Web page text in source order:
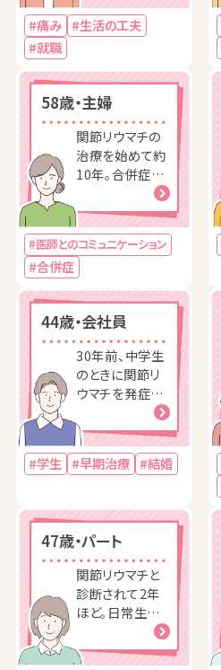
て症状は徐々に
緩和。
#痛み #生活の工夫
#就職
58歳・主婦
関節リウマチの
治療を始めて約
10年。合併症を
発症ウマチに関
する書籍を読む
などして情報を
収集。
#医師とのコミュニケーション
#合併症
44歳・会社員
30年前、中学生
のときに関節リ
ウマチを発症。
高校時病気と向
き合うことがで
きず、就職当初
は忙しさから治
#学生 #早期治療 #結婚
47歳・パート
関節リウマチと
診断されて2年
ほど。日常生活
や親の介護のこ
となど何でも相